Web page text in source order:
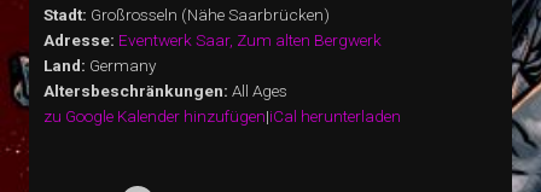
Stadt: Großrosseln (Nähe Saarbrücken)
Adresse: Eventwerk Saar, Zum alten Bergwerk
Land: Germany
Altersbeschränkungen: All Ages
zu Google Kalender hinzufügen|iCal herunterladen